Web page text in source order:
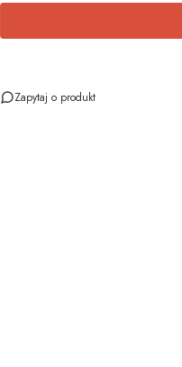
Zapytaj o produkt